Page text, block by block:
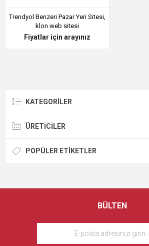
Trendyol Benzeri Pazar Yeri Sitesi,
klon web sitesi
Fiyatlar için arayınız
KATEGORILER
ÜRETICILER
POPÜLER ETIKETLER
BÜLTEN